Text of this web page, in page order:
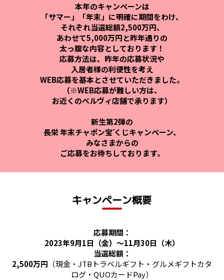
本年のキャンペーンは
「サマー」「年末」に明確に期間をわけ、
それぞれ当選総額2,500万円、
あわせて5,000万円と昨年通りの
太っ腹な内容としております！
応募方法は、昨年の応募状況や
入居者様の利便性を考え
WEB応募を基本とさせていただきました。
（※WEB応募が難しい方は、
お近くのベルヴィ店舗で承ります）
新生第2弾の
長栄 年末チャポン宝くじキャンペーン、
みなさまからの
ご応募をお待ちしております。
キャンペーン概要
応募期間：
2023年9月1日（金）～11月30日（木）
当選総額：
2,500万円 （現金・JTBトラベルギフト・グルメギフトカタ
ログ・QUOカードPay）